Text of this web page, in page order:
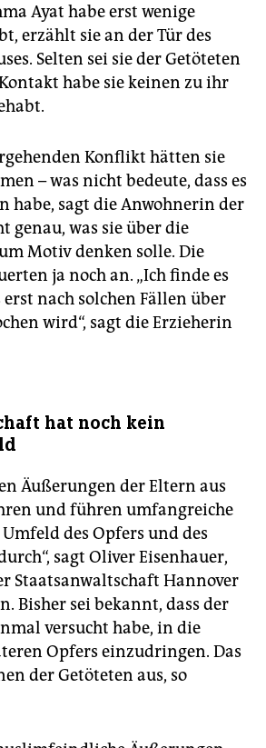
Ayat habe erst wenige
erzählt sie an der Tür des
Selten sei sie der Getöteten
habe sie keinen zu ihr
Konflikt hätten sie
– was nicht bedeute, dass es
habe, sagt die Anwohnerin der
genau, was sie über die
Motiv denken solle. Die
ja noch an. „Ich finde es
erst nach solchen Fällen über
wird“, sagt die Erzieherin
hat noch kein
Äußerungen der Eltern aus
und führen umfangreiche
des Opfers und des
sagt Oliver Eisenhauer,
Staatsanwaltschaft Hannover
Bisher sei bekannt, dass der
versucht habe, in die
Opfers einzudringen. Das
der Getöteten aus, so